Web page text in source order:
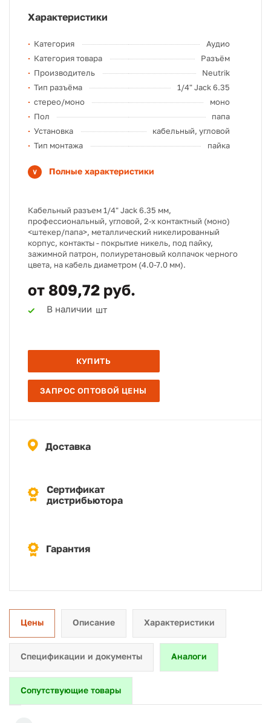
Характеристики
Категория
Аудио
Категория товара
Разъём
Производитель
Neutrik
Тип разъёма
1/4" Jack 6.35
стерео/моно
моно
Пол
папа
Установка
кабельный, угловой
Тип монтажа
пайка
Полные характеристики
Кабельный разъем 1/4" Jack 6.35 мм,
профессиональный, угловой, 2-х контактный (моно)
<штекер/папа>, металлический никелированный
корпус, контакты - покрытие никель, под пайку,
зажимной патрон, полиуретановый колпачок черного
цвета, на кабель диаметром (4.0-7.0 мм).
от 809,72 руб.
В наличии шт
КУПИТЬ
ЗАПРОС ОПТОВОЙ ЦЕНЫ
Доставка
Сертификат
дистрибьютора
Гарантия
Цены Описание Характеристики
Спецификации и документы Аналоги
Сопутствующие товары